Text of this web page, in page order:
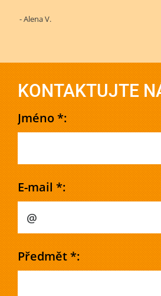
- Alena V.
KONTAKTUJTE
Jméno *:
E-mail *:
Předmět *: